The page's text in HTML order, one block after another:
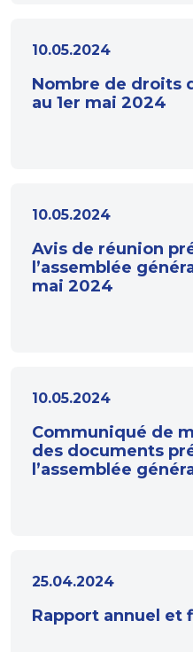
10.05.2024
Nombre de droits
au 1er mai 2024
10.05.2024
Avis de réunion
l’assemblée
mai 2024
10.05.2024
Communiqué de
des documents
l’assemblée
25.04.2024
Rapport annuel et